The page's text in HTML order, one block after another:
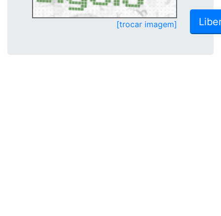
[trocar imagem]